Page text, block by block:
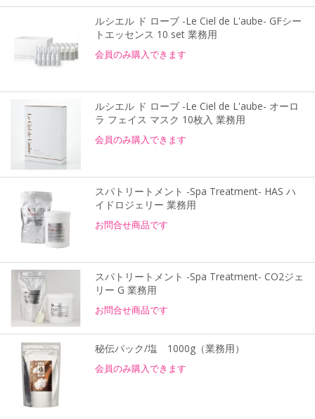
ルシエル ド ローブ -Le Ciel de L'aube- GFシー
トエッセンス 10 set 業務用
会員のみ購入できます
ルシエル ド ローブ -Le Ciel de L'aube- オーロ
ラ フェイス マスク 10枚入 業務用
会員のみ購入できます
スパトリートメント -Spa Treatment- HAS ハ
イドロジェリー 業務用
お問合せ商品です
スパトリートメント -Spa Treatment- CO2ジェ
リー G 業務用
お問合せ商品です
秘伝パック/塩 1000g（業務用）
会員のみ購入できます